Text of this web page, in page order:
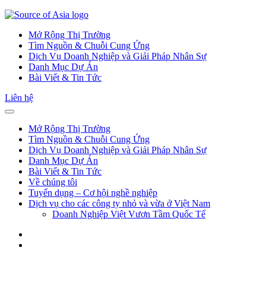
Mở Rộng Thị Trường
Tìm Nguồn & Chuỗi Cung Ứng
Dịch Vụ Doanh Nghiệp và Giải Pháp Nhân Sự
Danh Mục Dự Án
Bài Viết & Tin Tức
Liên hệ
Mở Rộng Thị Trường
Tìm Nguồn & Chuỗi Cung Ứng
Dịch Vụ Doanh Nghiệp và Giải Pháp Nhân Sự
Danh Mục Dự Án
Bài Viết & Tin Tức
Về chúng tôi
Tuyển dụng – Cơ hội nghề nghiệp
Dịch vụ cho các công ty nhỏ và vừa ở Việt Nam
Doanh Nghiệp Việt Vươn Tầm Quốc Tế